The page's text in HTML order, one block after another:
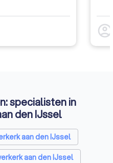
account_circle
specialisten in
den IJssel
aan den IJssel
aan den IJssel